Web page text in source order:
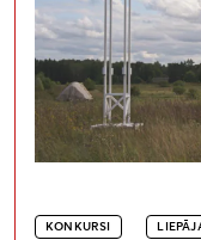
KONKURSI